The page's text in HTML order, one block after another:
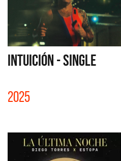
INTUICIÓN - SINGLE
2025